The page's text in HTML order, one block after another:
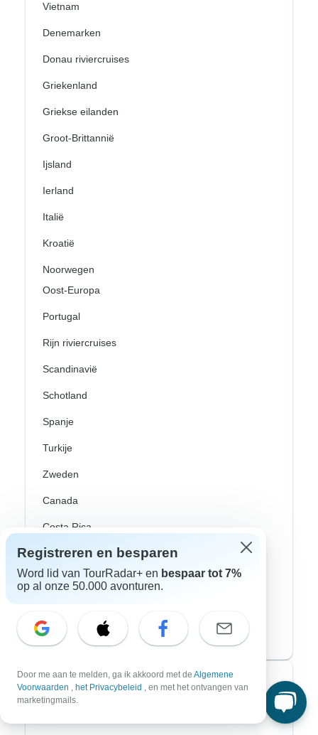
Vietnam
Denemarken
Donau riviercruises
Griekenland
Griekse eilanden
Groot-Brittannië
Ijsland
Ierland
Italië
Kroatië
Noorwegen
Oost-Europa
Portugal
Rijn riviercruises
Scandinavië
Schotland
Spanje
Turkije
Zweden
Canada
Costa Rica
Mexico
Peru
Zuid-Amerika
Top avonturenstijlen
Registreren en besparen
Word lid van TourRadar+ en bespaar tot 7%
op al onze 50.000 avonturen.
Door me aan te melden, ga ik akkoord met de Algemene
Voorwaarden , het Privacybeleid , en met het ontvangen van
marketingmails.